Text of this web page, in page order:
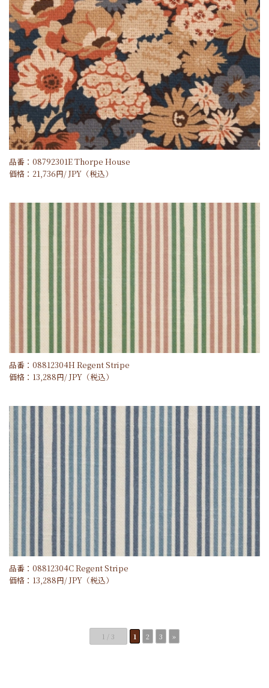
品番：08792301E Thorpe House
価格： 21,736円/JPY （税込）
品番：08812304H Regent Stripe
価格： 13,288円/JPY （税込）
品番：08812304C Regent Stripe
価格： 13,288円/JPY （税込）
1 / 3 1 2 3 »